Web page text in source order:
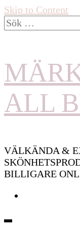
Skip to Content
Sök
efter:
ALL
VÄLKÄNDA &
BILLIGARE